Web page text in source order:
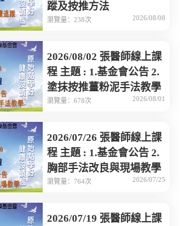
蹤及按推方法
瀏覽量：238次 2026/08/08
2026/08/02 張醫師線上課
程 主題 : 1.基金會公告 2.
塗抹按推薑粉泥手法教學
瀏覽量：678次 2026/08/01
2026/07/26 張醫師線上課
程 主題 : 1.基金會公告 2.
胸部手法改良與現場教學
瀏覽量：764次 2026/07/25
2026/07/19 張醫師線上課